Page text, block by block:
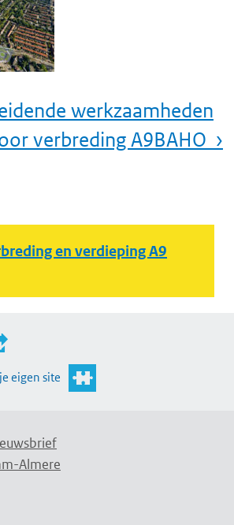
werkzaamheden
verbreding A9BAHO ›
en verdieping A9
eigen site
Almere